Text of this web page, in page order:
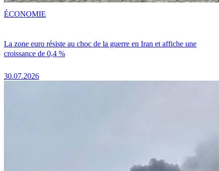
La zone euro résiste au choc de la guerre en Iran et affiche une
croissance de 0,4 %
30.07.2026
ÉCONOMIE